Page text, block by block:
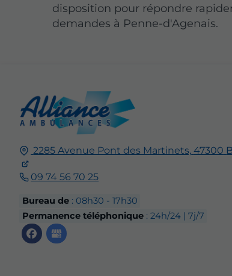
disposition pour répondre
demandes à Penne-d'Agenais.
2285 Avenue Pont des Martinets, 47300
09 74 56 70 25
Bureau de: 08h30 - 17h30
Permanence téléphonique: 24h/24 | 7j/7